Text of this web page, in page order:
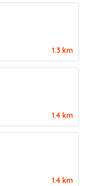
1.3 km
1.4 km
1.4 km